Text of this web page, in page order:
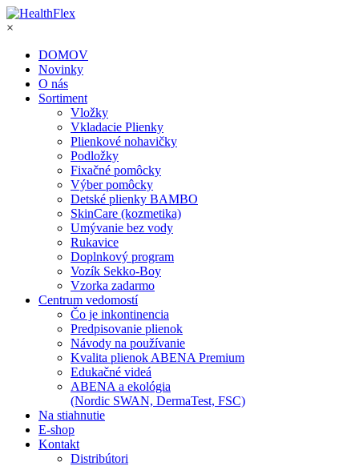
×
DOMOV
Novinky
O nás
Sortiment
Vložky
Vkladacie Plienky
Plienkové nohavičky
Podložky
Fixačné pomôcky
Výber pomôcky
Detské plienky BAMBO
SkinCare (kozmetika)
Umývanie bez vody
Rukavice
Doplnkový program
Vozík Sekko-Boy
Vzorka zadarmo
Centrum vedomostí
Čo je inkontinencia
Predpisovanie plienok
Návody na používanie
Kvalita plienok ABENA Premium
Edukačné videá
ABENA a ekológia
(Nordic SWAN, DermaTest, FSC)
Na stiahnutie
E-shop
Kontakt
Distribútori